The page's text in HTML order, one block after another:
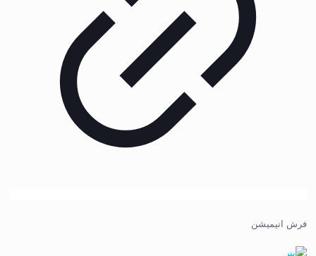
فرش انیمیشن